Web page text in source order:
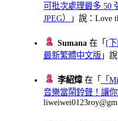
可批次處理最多 50
JPEG）
」說：Love
Sumana 在「 [下
最新繁體中文版 」
李紹煒在「
「
音樂當鬧鈴聲！讓